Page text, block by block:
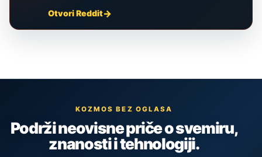
Otvori Reddit
KOZMOS BEZ OGLASA
Podrži neovisne priče o svemiru,
znanosti i tehnologiji.